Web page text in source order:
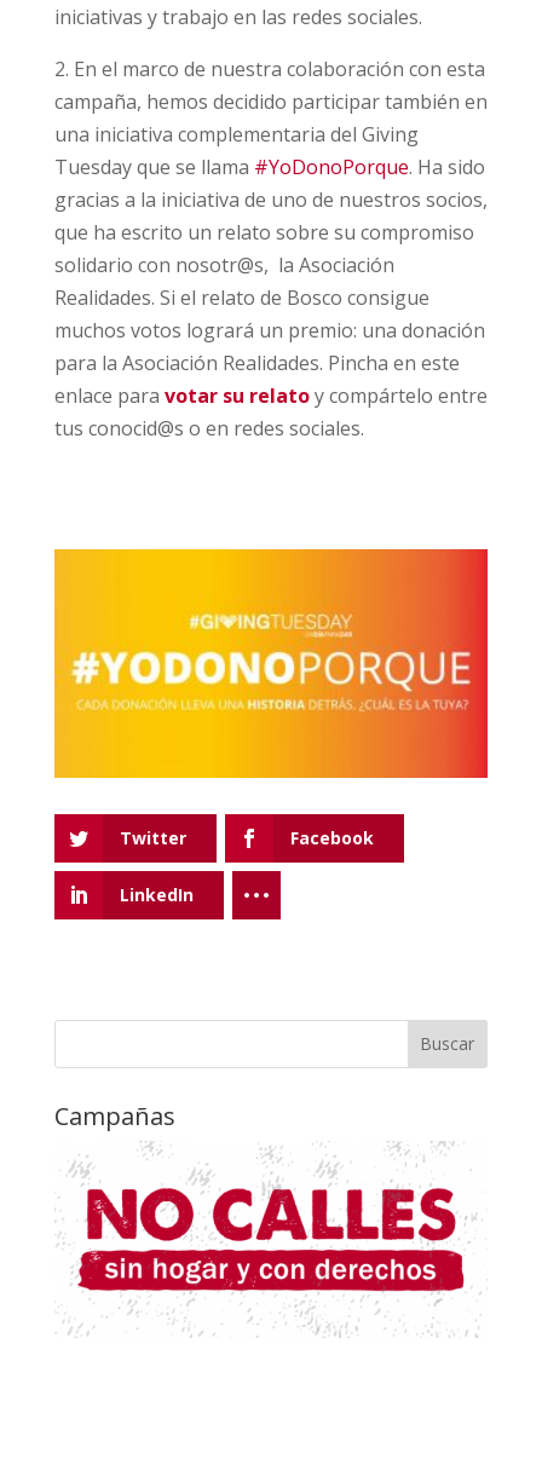
iniciativas y trabajo en las redes sociales.
2. En el marco de nuestra colaboración con esta
campaña, hemos decidido participar también en
una iniciativa complementaria del Giving
Tuesday que se llama #YoDonoPorque. Ha sido
gracias a la iniciativa de uno de nuestros socios,
que ha escrito un relato sobre su compromiso
solidario con nosotr@s, la Asociación
Realidades. Si el relato de Bosco consigue
muchos votos logrará un premio: una donación
para la Asociación Realidades. Pincha en este
enlace para votar su relatoy compártelo entre
tus conocid@s o en redes sociales.
Twitter Facebook
LinkedIn
Campañas